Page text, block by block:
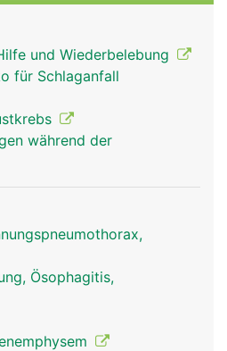
Lunge und das Herz
der Brustkorb über die
gehoben
eine Voraussetzung für
Rippen Mann
und Wiederbelebung
für Schlaganfall
während der
Ösophagitis,